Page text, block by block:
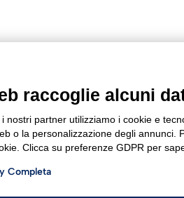
raccoglie alcuni
nostri partner utilizziamo i cookie e
o la personalizzazione degli
Clicca su preferenze GDPR per
Completa